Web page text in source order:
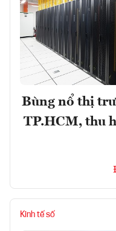
Bùng nổ thị
TP.HCM, thu
Kinh tế số